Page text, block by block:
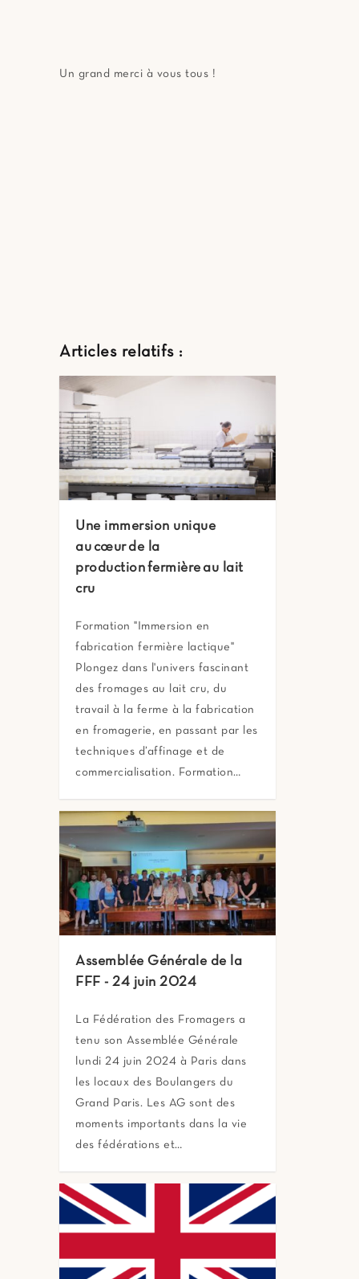
Un grand merci à vous tous !
Articles relatifs :
Une immersion unique
au cœur de la
production fermière au lait
cru
Formation "Immersion en
fabrication fermière lactique"
Plongez dans l'univers fascinant
des fromages au lait cru, du
travail à la ferme à la fabrication
en fromagerie, en passant par les
techniques d’affinage et de
commercialisation. Formation…
Assemblée Générale de la
FFF - 24 juin 2024
La Fédération des Fromagers a
tenu son Assemblée Générale
lundi 24 juin 2024 à Paris dans
les locaux des Boulangers du
Grand Paris. Les AG sont des
moments importants dans la vie
des fédérations et…